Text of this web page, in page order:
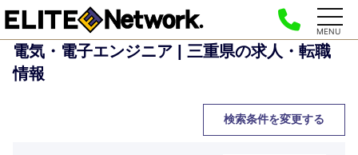
MENU
電気・電子エンジニア | 三重県の求人・転職
情報
検索条件を変更する